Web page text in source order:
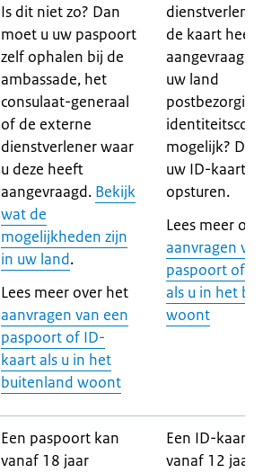
Is dit niet zo? Dan
moet u uw paspoort
zelf ophalen bij de
ambassade, het
consulaat-generaal
of de externe
dienstverlener waar
u deze heeft
aangevraagd. Bekijk
wat de
mogelijkheden zijn
in uw land.
Lees meer over het
aanvragen van een
paspoort of ID-
kaart als u in het
buitenland woont
de kaart heeft
aangevraagd.
uw land
mogelijk?
uw ID-kaart
opsturen.
Lees meer
aanvragen
paspoort of
als u in het
woont
Een paspoort kan
vanaf 18 jaar
Een ID-kaart
vanaf 12 jaar